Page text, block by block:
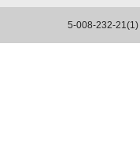
5-008-232-21(1)